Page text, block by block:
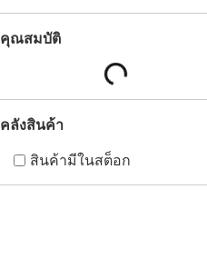
คุณสมบัติ
คลังสินค้า
สินค้ามีในสต็อก